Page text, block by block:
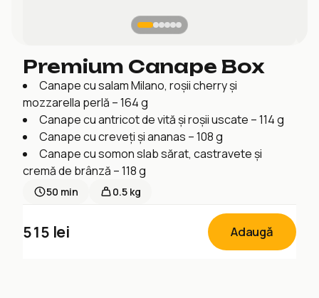
Premium Canape Box
Canape cu salam Milano, roșii cherry și
mozzarella perlă – 164 g
Canape cu antricot de vită și roșii uscate – 114 g
Canape cu creveți și ananas – 108 g
Canape cu somon slab sărat, castravete și
cremă de brânză – 118 g
50 min 0.5 kg
515 lei Adaugă